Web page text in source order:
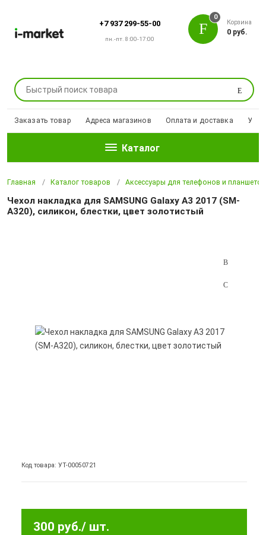
+7 937 299-55-00
пн.-пт. 8:00-17:00
Поиск
0
Корзина
0 руб.
Заказать товар Адреса магазинов Оплата и доставка
Каталог
Главная Каталог товаров Аксессуары для телефонов и планшетов
Чехол накладка для SAMSUNG Galaxy A3 2017 (SM-
A320), силикон, блестки, цвет золотистый
Код товара: УТ-00050721
300 руб./ шт.